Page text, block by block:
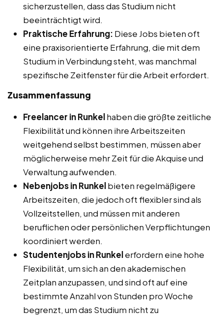
sicherzustellen, dass das Studium nicht
beeinträchtigt wird.
Praktische Erfahrung: Diese Jobs bieten oft
eine praxisorientierte Erfahrung, die mit dem
Studium in Verbindung steht, was manchmal
spezifische Zeitfenster für die Arbeit erfordert.
Zusammenfassung
Freelancer in Runkelhaben die größte zeitliche
Flexibilität und können ihre Arbeitszeiten
weitgehend selbst bestimmen, müssen aber
möglicherweise mehr Zeit für die Akquise und
Verwaltung aufwenden.
Nebenjobs in Runkelbieten regelmäßigere
Arbeitszeiten, die jedoch oft flexibler sind als
Vollzeitstellen, und müssen mit anderen
beruflichen oder persönlichen Verpflichtungen
koordiniert werden.
Studentenjobs in Runkelerfordern eine hohe
Flexibilität, um sich an den akademischen
Zeitplan anzupassen, und sind oft auf eine
bestimmte Anzahl von Stunden pro Woche
begrenzt, um das Studium nicht zu